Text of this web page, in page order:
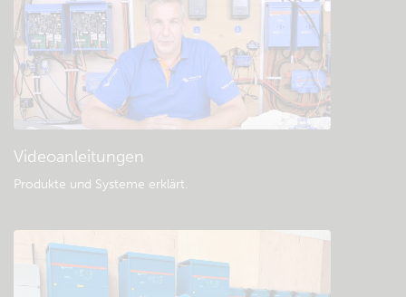
Videoanleitungen
Produkte und Systeme erklärt.